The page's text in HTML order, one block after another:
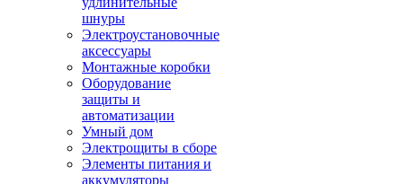
шнуры
Электроустановочные
аксессуары
Монтажные коробки
Оборудование
защиты и
автоматизации
Умный дом
Электрощиты в сборе
Элементы питания и
аккумуляторы